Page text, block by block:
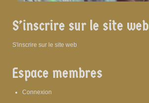
S’inscrire sur le site web
S'inscrire sur le site web
Espace membres
Connexion